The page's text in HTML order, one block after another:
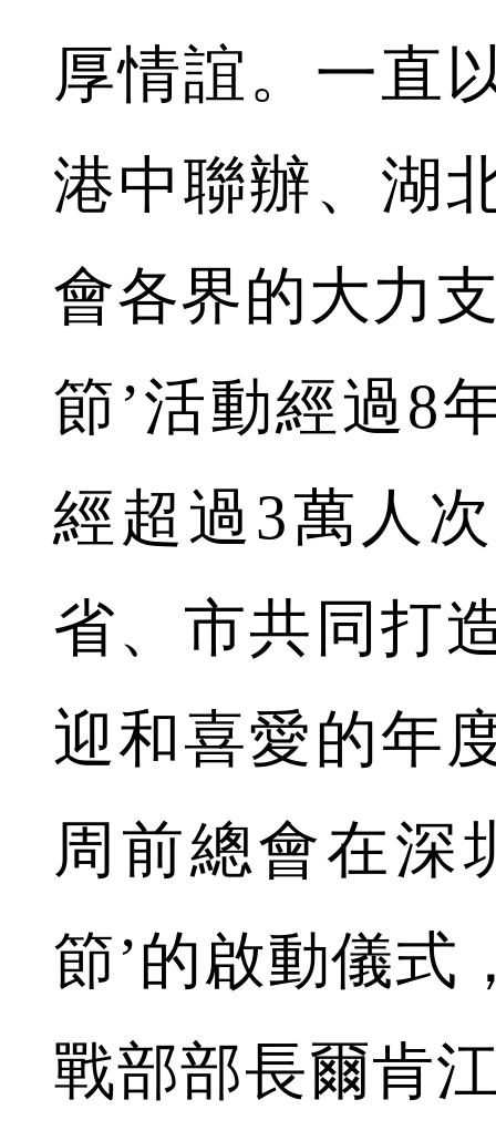
厚情誼。一直
港中聯辦、湖
會各界的大力
節’活動經過8
經超過3萬人
省、市共同打
迎和喜愛的年
周前總會在深
節’的啟動儀式
戰部部長爾肯